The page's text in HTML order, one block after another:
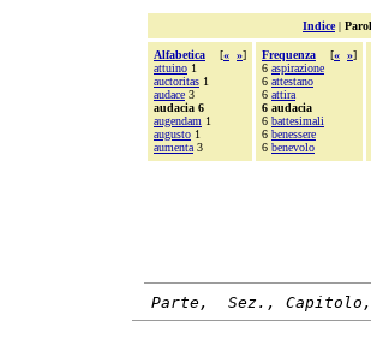
Indice|
Alfabetica [« »]
attuino 1
auctoritas 1
audace 3
audacia 6
augendam 1
augusto 1
aumenta 3
Frequenza [« »]
6 aspirazione
6 attestano
6 attira
6 audacia
6 battesimali
6 benessere
6 benevolo
Parte,  Sez., Capitolo,